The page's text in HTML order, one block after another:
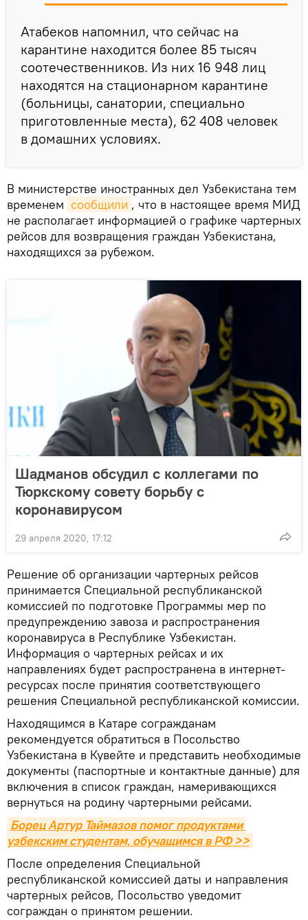
Атабеков напомнил, что сейчас на
карантине находится более 85 тысяч
соотечественников. Из них 16 948 лиц
находятся на стационарном карантине
(больницы, санатории, специально
приготовленные места), 62 408 человек
в домашних условиях.
В министерстве иностранных дел Узбекистана тем
временем сообщили , что в настоящее время МИД
не располагает информацией о графике чартерных
рейсов для возвращения граждан Узбекистана,
находящихся за рубежом.
Шадманов обсудил с коллегами по
Тюркскому совету борьбу с
коронавирусом
29 апреля 2020, 17:12
Решение об организации чартерных рейсов
принимается Специальной республиканской
комиссией по подготовке Программы мер по
предупреждению завоза и распространения
коронавируса в Республике Узбекистан.
Информация о чартерных рейсах и их
направлениях будет распространена в интернет-
ресурсах после принятия соответствующего
решения Специальной республиканской комиссии.
Находящимся в Катаре согражданам
рекомендуется обратиться в Посольство
Узбекистана в Кувейте и представить необходимые
документы (паспортные и контактные данные) для
включения в список граждан, намеривающихся
вернуться на родину чартерными рейсами.
Борец Артур Таймазов помог продуктами
узбекским студентам, обучащимся в РФ >>
После определения Специальной
республиканской комиссией даты и направления
чартерных рейсов, Посольство уведомит
сограждан о принятом решении.